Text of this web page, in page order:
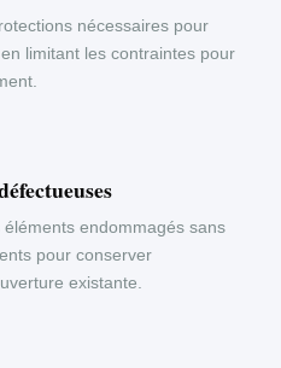
nécessaires pour
limitant les contraintes pour
endommagés sans
pour conserver
existante.